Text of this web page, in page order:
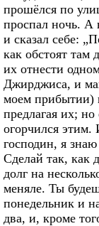
прошёлся по
проспал ночь. А
и сказал себе:
как обстоят там
их отнести
Джирджиса, и
моем прибытии)
предлагая их;
огорчился этим.
господин, я
Сделай так, как
долг на
меняле. Ты
понедельник и
два, и, кроме